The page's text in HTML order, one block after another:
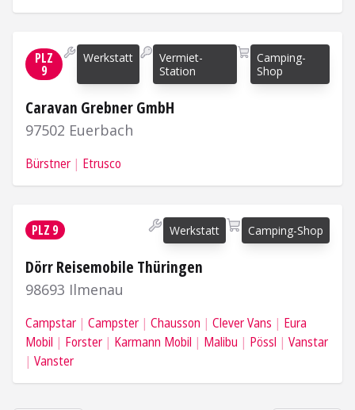
PLZ
9
Werkstatt
Vermiet-
Station
Camping-
Shop
Caravan Grebner GmbH
97502 Euerbach
Bürstner
Etrusco
PLZ 9 Werkstatt Camping-Shop
Dörr Reisemobile Thüringen
98693 Ilmenau
Campstar Campster Chausson Clever Vans
Eura
Mobil
Forster Karmann Mobil Malibu Pössl
Vanstar
Vanster